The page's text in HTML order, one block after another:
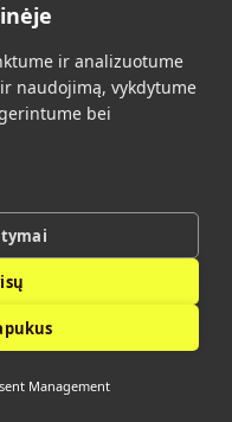
ir analizuotume
naudojimą, vykdytume
bei
Management